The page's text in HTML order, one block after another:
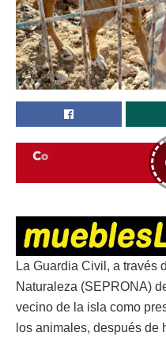
La Guardia Civil, a través
Naturaleza (SEPRONA)
vecino de la isla como
los animales, después de